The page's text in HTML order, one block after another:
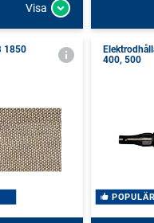
Visa
1850
400, 500
POPULÄR